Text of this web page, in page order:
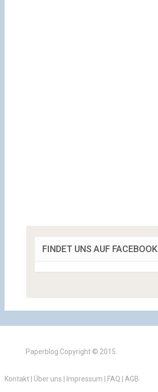
FINDET UNS AUF FACEBOOK
Paperblog Copyright © 2015.
Kontakt| Über uns Impressum FAQ AGB